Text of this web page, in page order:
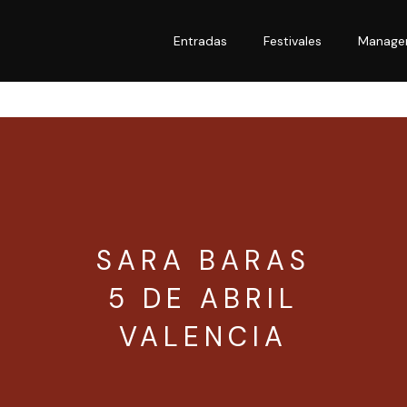
Entradas Festivales
SARA BARAS
5 DE ABRIL
VALENCIA